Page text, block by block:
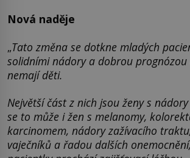
Nová naděje
„Tato změna se dotkne mladých
solidními nádory a dobrou prognózou
nemají děti.
Největší část z nich jsou ženy s
se to může i žen s melanomy,
karcinomem, nádory zažívacího
vaječníků a řadou dalších